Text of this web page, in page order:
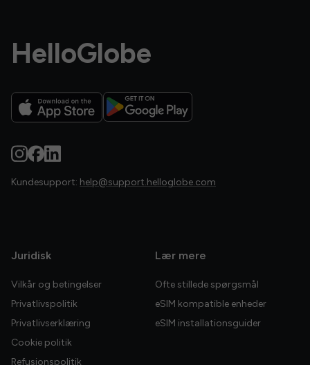
HelloGlobe
Kundesupport: help@support.helloglobe.com
Juridisk
Vilkår og betingelser
Privatlivspolitik
Privatlivserklæring
Cookie politik
Refusionspolitik
Lær mere
Ofte stillede spørgsmål
eSIM kompatible enheder
eSIM installationsguider